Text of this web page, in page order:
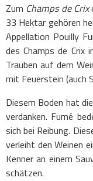
Zum Champs de Crix
33 Hektar gehören
Appellation Pouilly
des Champs de Crix
Trauben auf dem
mit Feuerstein (auch
Diesem Boden hat
verdanken. Fumé
sich bei Reibung.
verleiht den Weinen
Kenner an einem
schätzen.